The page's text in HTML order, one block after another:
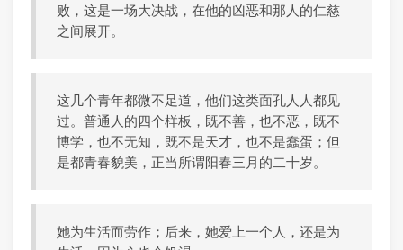
败，这是一场大决战，在他的凶恶和那人的仁慈
之间展开。
这几个青年都微不足道，他们这类面孔人人都见
过。普通人的四个样板，既不善，也不恶，既不
博学，也不无知，既不是天才，也不是蠢蛋；但
是都青春貌美，正当所谓阳春三月的二十岁。
她为生活而劳作；后来，她爱上一个人，还是为